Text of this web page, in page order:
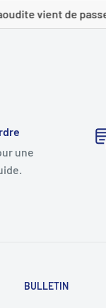
de passer une
une
BULLETIN